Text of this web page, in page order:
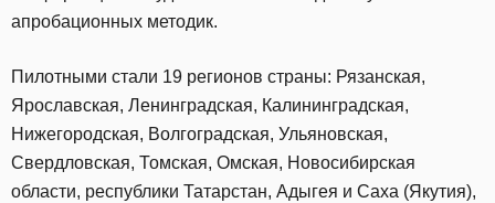
апробационных методик.
Пилотными стали 19 регионов страны: Рязанская,
Ярославская, Ленинградская, Калининградская,
Нижегородская, Волгоградская, Ульяновская,
Свердловская, Томская, Омская, Новосибирская
области, республики Татарстан, Адыгея и Саха (Якутия),